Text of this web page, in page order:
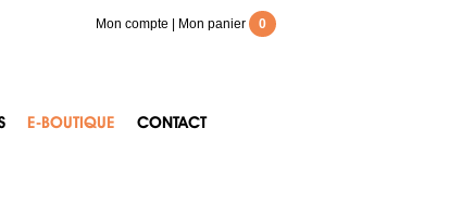
Mon compte Mon panier 0
E-BOUTIQUE CONTACT